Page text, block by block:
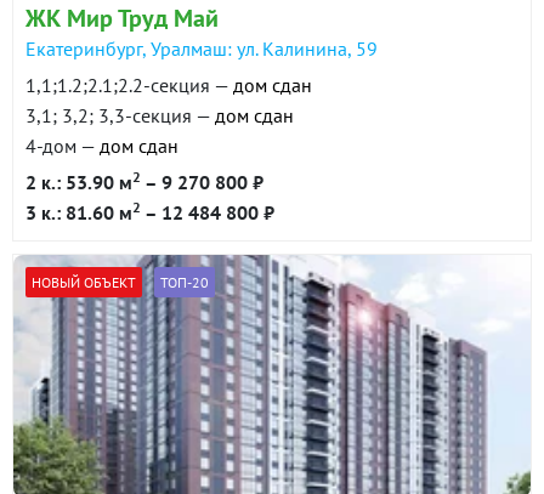
ЖК Мир Труд Май
Екатеринбург, Уралмаш: ул. Калинина, 59
1,1;1.2;2.1;2.2-секция — дом сдан
3,1; 3,2; 3,3-секция — дом сдан
4-дом — дом сдан
2 к.: 53.90 м2 – 9 270 800 ₽
3 к.: 81.60 м2 – 12 484 800 ₽
НОВЫЙ ОБЪЕКТ ТОП-20